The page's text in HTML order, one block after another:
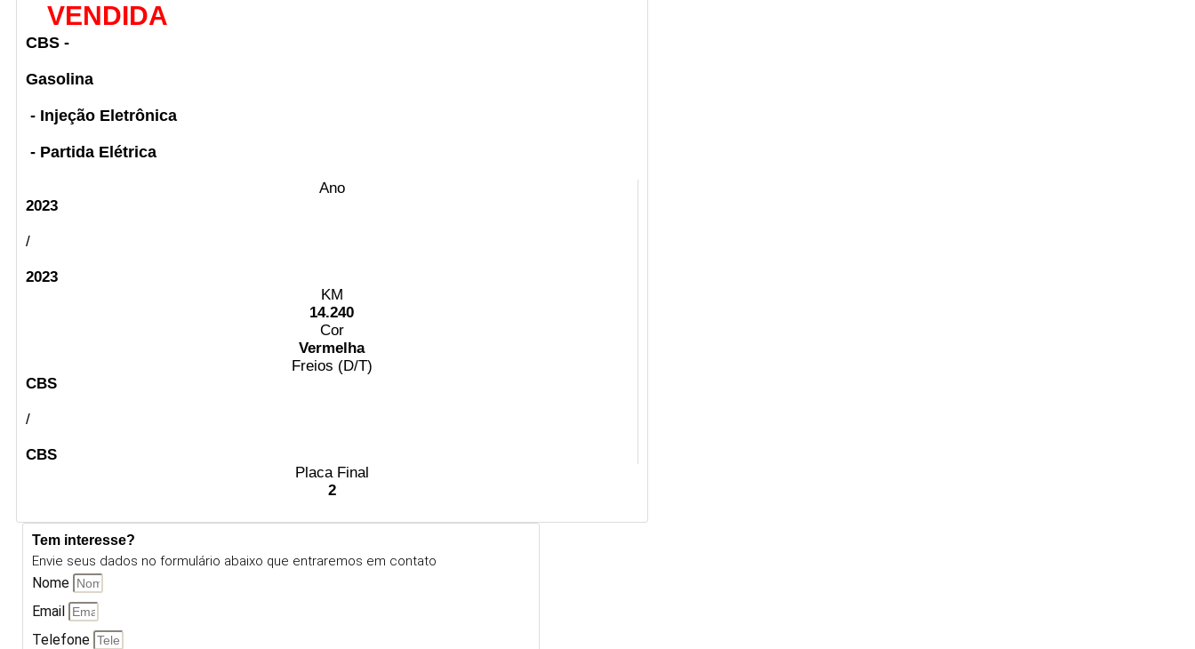
VENDIDA
CBS -
Gasolina
- Injeção Eletrônica
- Partida Elétrica
Ano
2023
/
2023
KM
14.240
Cor
Vermelha
Freios (D/T)
CBS
/
CBS
Placa Final
2
Tem interesse?
Envie seus dados no formulário abaixo que entraremos em contato
Nome
Email
Telefone